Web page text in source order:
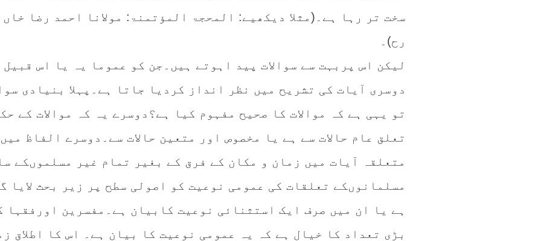
سخت تر رہا ہے۔(مثلا دیکھیے: المحجۃ المؤتمنۃ: مولانا احمد رضا خاں
رح)۔
لیکن اس پربہت سے سوالات پید اہوتے ہیں۔جن کو عموما یہ یا اس قبیل
دوسری آیات کی تشریح میں نظر انداز کردیا جاتا ہے۔پہلا بنیادی
تو یہی ہے کہ موالات کا صحیح مفہوم کیا ہے؟دوسرے یہ کہ موالات کے
تعلق عام حالات سے ہے یا مخصوص اور متعین حالات سے۔دوسرے الفاظ میں
متعلقہ آیات میں زمان و مکان کے فرق کے بغیر تمام غیر مسلموںکے
مسلمانوںکے تعلقات کی عمومی نوعیت کو اصولی سطح پر زیر بحث لایا
ہے یا ان میں صرف ایک استثنائی نوعیت کابیان ہے۔مفسرین اورفقہا
بڑی تعداد کا خیال ہے کہ یہ عمومی نوعیت کا بیان ہے۔ اس کا اطلاق